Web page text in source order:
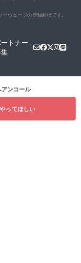
ーウェーブの登録商標です。
トナー
ンコール
ってほしい